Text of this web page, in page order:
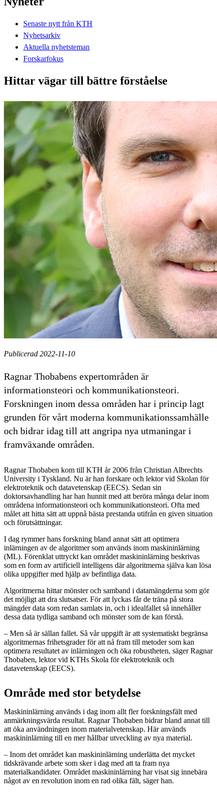
Senaste nytt från KTH
Nyhetsarkiv
Aktuella nyhetsteman
Forskarfokus
Hittar vägar till bättre förståelse
Publicerad 2022-11-10
Ragnar Thobabens expertområden är
informationsteori och kommunikationsteori.
Forskningen inom dessa områden har i princip lagt
grunden för vårt moderna kommunikationssamhälle
och bidrar idag till att angripa nya utmaningar i
framväxande områden.
Ragnar Thobaben kom till KTH år 2006 från Christian Albrechts
University i Tyskland. Nu är han forskare och lektor vid Skolan för
elektroteknik och datavetenskap (EECS). Sedan sin
doktorsavhandling har han hunnit med att beröra många delar inom
områdena informationsteori och kommunikationsteori. Ofta med
målet att hitta sätt att uppnå bästa prestanda utifrån en given situation
och förutsättningar.
I dag rymmer hans forskning bland annat sätt att optimera
inlärningen av de algoritmer som används inom maskininlärning
(ML). Förenklat uttryckt kan området maskininlärning beskrivas
som en form av artificiell intelligens där algoritmerna själva kan lösa
olika uppgifter med hjälp av befintliga data.
Algoritmerna hittar mönster och samband i datamängderna som gör
det möjligt att dra slutsatser. För att lyckas får de träna på stora
mängder data som redan samlats in, och i idealfallet så innehåller
dessa data tydliga samband och mönster som de kan förstå.
– Men så är sällan fallet. Så vår uppgift är att systematiskt begränsa
algoritmernas frihetsgrader för att nå fram till metoder som kan
optimera resultatet av inlärningen och öka robustheten, säger Ragnar
Thobaben, lektor vid KTHs Skola för elektroteknik och
datavetenskap (EECS).
Område med stor betydelse
Maskininlärning används i dag inom allt fler forskningsfält med
anmärkningsvärda resultat. Ragnar Thobaben bidrar bland annat till
att öka användningen inom materialvetenskap. Här används
maskininlärning till en mer hållbar utveckling av nya material.
– Inom det området kan maskininlärning underlätta det mycket
tidskrävande arbete som sker i dag med att ta fram nya
materialkandidater. Området maskininlärning har visat sig innebära
något av en revolution inom en rad olika fält, säger han.